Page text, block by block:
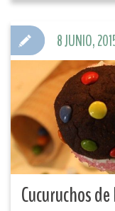
Cucuruchos
8 JUNIO,